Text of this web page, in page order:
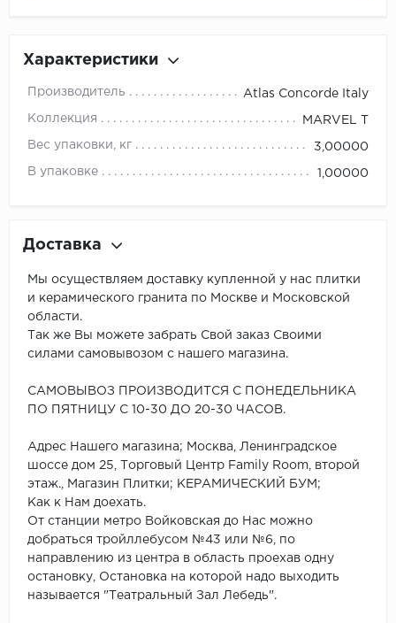
Характеристики
Производитель Atlas Concorde Italy
Коллекция MARVEL T
Вес упаковки, кг 3,00000
В упаковке 1,00000
Доставка
Мы осуществляем доставку купленной у нас плитки
и керамического гранита по Москве и Московской
области.
Так же Вы можете забрать Свой заказ Своими
силами самовывозом с нашего магазина.
САМОВЫВОЗ ПРОИЗВОДИТСЯ С ПОНЕДЕЛЬНИКА
ПО ПЯТНИЦУ С 10-30 ДО 20-30 ЧАСОВ.
Адрес Нашего магазина; Москва, Ленинградское
шоссе дом 25, Торговый Центр Family Room, второй
этаж., Магазин Плитки; КЕРАМИЧЕСКИЙ БУМ;
Как к Нам доехать.
От станции метро Войковская до Нас можно
добраться тройллебусом №43 или №6, по
направлению из центра в область проехав одну
остановку, Остановка на которой надо выходить
называется "Театральный Зал Лебедь".